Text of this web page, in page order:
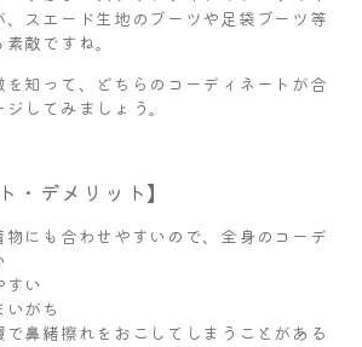
、スエード生地のブーツや足袋ブーツ等
敵ですね。
知って、どちらのコーディネートが合
してみましょう。
・デメリット】
物にも合わせやすいので、全身のコーデ
すい
いがち
で鼻緒擦れをおこしてしまうことがある